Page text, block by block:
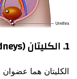
1. الكليتان (Kidneys)
الكليتان هما